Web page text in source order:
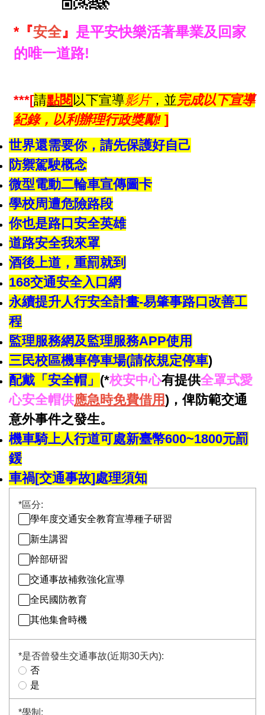
* 『安全』 是平安快樂活著畢業及回家
的唯一道路!
***[請點閱以下宣導影片，並完成以下宣導
紀錄，以利辦理行政獎勵! ]
世界還需要你，請先保護好自己
防禦駕駛概念
微型電動二輪車宣傳圖卡
學校周遭危險路段
你也是路口安全英雄
道路安全我來罩
酒後上道，重罰就到
168交通安全入口網
永續提升人行安全計畫-易肇事路口改善工
程
監理服務網及監理服務APP使用
三民校區機車停車場(請依規定停車)
配戴「安全帽」 (*校安中心有提供全罩式愛
心安全帽供應急時免費借用)，俾防範交通
意外事件之發生。
機車騎上人行道可處新臺幣600~1800元罰
鍰
車禍[交通事故]處理須知
*區分:
學年度交通安全教育宣導種子研習
新生講習
幹部研習
交通事故補救強化宣導
全民國防教育
其他集會時機
*是否曾發生交通事故(近期30天內):
否
是
*學制: